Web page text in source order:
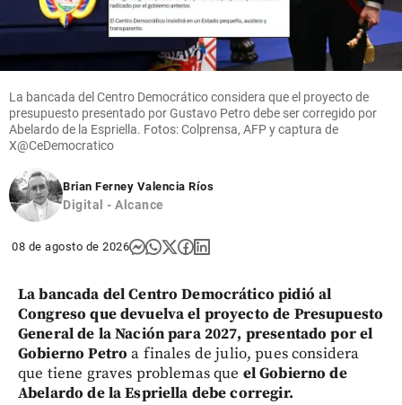
La bancada del Centro Democrático considera que el proyecto de
presupuesto presentado por Gustavo Petro debe ser corregido por
Abelardo de la Espriella. Fotos: Colprensa, AFP y captura de
X@CeDemocratico
Brian Ferney Valencia Ríos
Digital - Alcance
08 de agosto de 2026
La bancada del Centro Democrático pidió al
Congreso que devuelva el proyecto de Presupuesto
General de la Nación para 2027, presentado por el
Gobierno Petro a finales de julio, pues considera
que tiene graves problemas que el Gobierno de
Abelardo de la Espriella debe corregir.